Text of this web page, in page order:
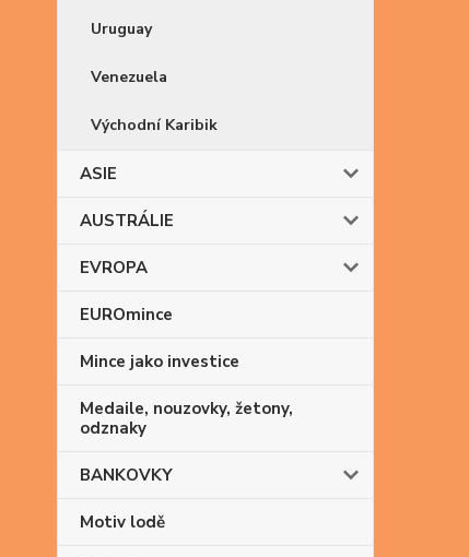
Uruguay
Venezuela
Východní Karibik
ASIE
AUSTRÁLIE
EVROPA
EUROmince
Mince jako investice
Medaile, nouzovky, žetony,
odznaky
BANKOVKY
Motiv lodě